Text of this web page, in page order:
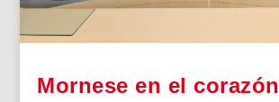
Mornese en el corazón